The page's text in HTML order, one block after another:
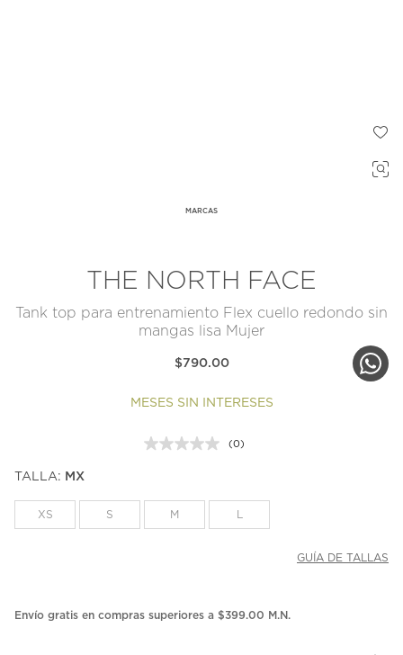
MARCAS
THE NORTH FACE
Tank top para entrenamiento Flex cuello redondo sin
mangas lisa Mujer
$790.00
MESES SIN INTERESES
Sin
la
misma
(0)
TALLA: MX
XS S M
GUÍA DE TALLAS
Envío gratis en compras superiores a $399.00 M.N.